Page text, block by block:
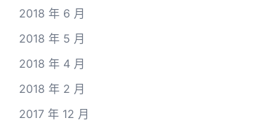
2018 年 6 月
2018 年 5 月
2018 年 4 月
2018 年 2 月
2017 年 12 月